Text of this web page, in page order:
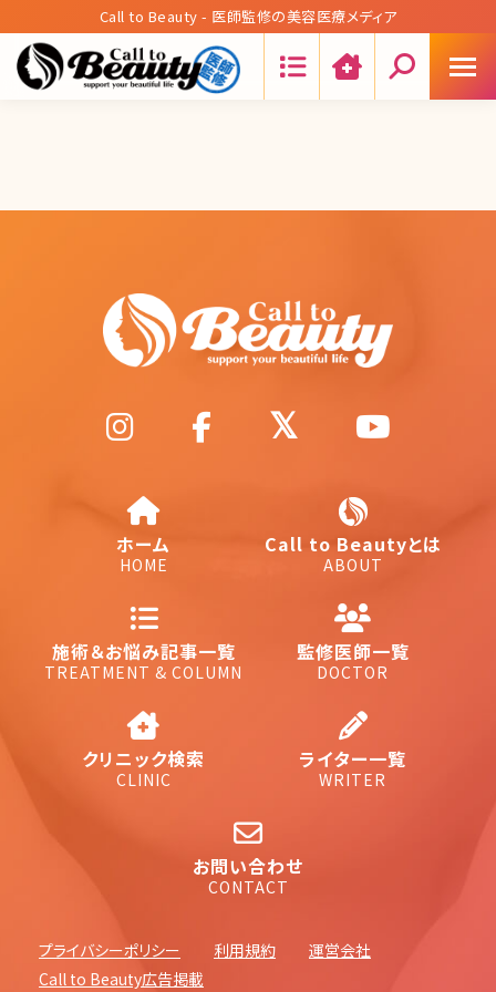
Call to Beauty - 医師監修の美容医療メディア
ホーム
HOME
Call to Beautyとは
ABOUT
施術＆お悩み記事一覧
TREATMENT & COLUMN
監修医師一覧
DOCTOR
クリニック検索
CLINIC
ライター一覧
WRITER
お問い合わせ
CONTACT
プライバシーポリシー 利用規約
運営会社
Call to Beauty広告掲載